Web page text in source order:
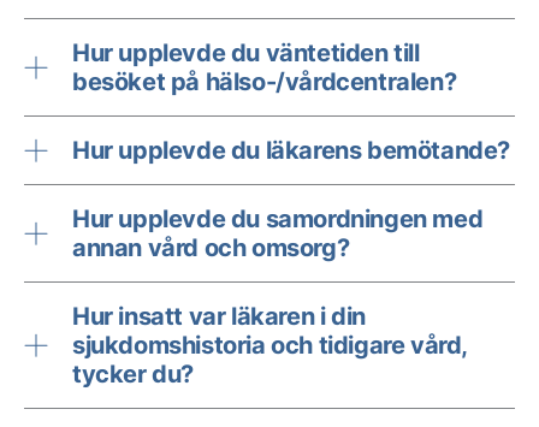
Hur upplevde du väntetiden till
besöket på hälso-/vårdcentralen?
Hur upplevde du läkarens bemötande?
Hur upplevde du samordningen med
annan vård och omsorg?
Hur insatt var läkaren i din
sjukdomshistoria och tidigare vård,
tycker du?